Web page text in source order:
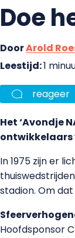
Doe
DoorArold
Leestijd:1
reageer
Het ‘Avondje
ontwikkelaars
In 1975 zijn er
stadion. Om
Hoofdsponsor